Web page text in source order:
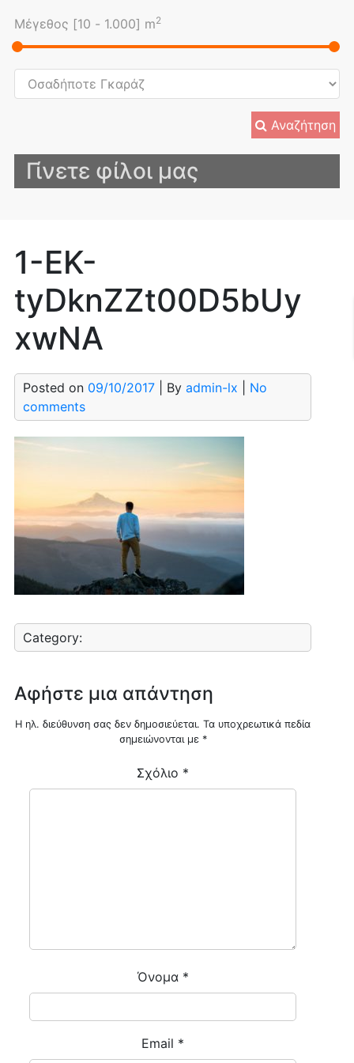
Μέγεθος [10 - 1.000] m2
Αναζήτηση
Γίνετε φίλοι μας
1-EK-
tyDknZZt00D5bUy
xwNA
Posted on 09/10/2017| By admin-lx
No
comments
Category:
Αφήστε μια απάντηση
Η ηλ. διεύθυνση σας δεν δημοσιεύεται. Τα υποχρεωτικά πεδία
σημειώνονται με *
Σχόλιο *
Όνομα *
Email *